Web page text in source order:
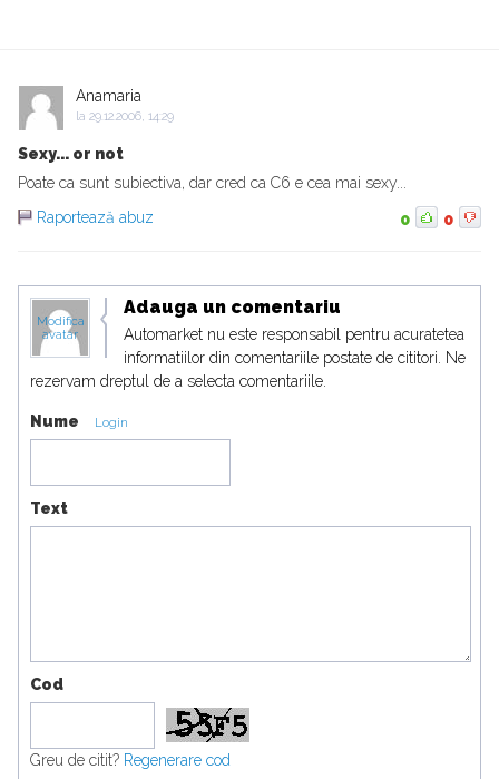
Anamaria
la 29.12.2006, 14:29
Sexy... or not
Poate ca sunt subiectiva, dar cred ca C6 e cea mai sexy...
Raportează abuz
0 0
Modifica
avatar
Adauga un comentariu
Automarket nu este responsabil pentru acuratetea
informatiilor din comentariile postate de cititori. Ne
rezervam dreptul de a selecta comentariile.
Nume Login
Text
Cod
Greu de citit? Regenerare cod